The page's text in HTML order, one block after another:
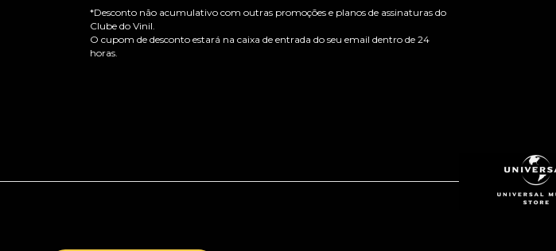
*Desconto não acumulativo com outras promoções e planos de assinaturas do
Clube do Vinil.
O cupom de desconto estará na caixa de entrada do seu email dentro de 24
horas.